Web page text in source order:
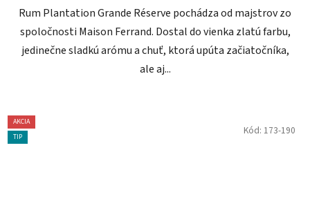
Rum Plantation Grande Réserve pochádza od majstrov zo
spoločnosti Maison Ferrand. Dostal do vienka zlatú farbu,
jedinečne sladkú arómu a chuť, ktorá upúta začiatočníka,
ale aj...
AKCIA
TIP
Kód: 173-190